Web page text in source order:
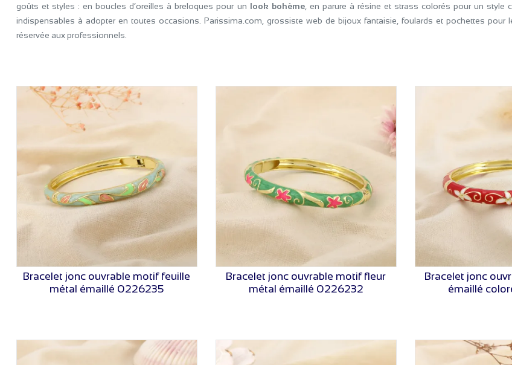
goûts et styles : en boucles d’oreilles à breloques pour un look bohème, en parure à résine et strass colorés pour un style
indispensables à adopter en toutes occasions. Parissima.com, grossiste web de bijoux fantaisie, foulards et pochettes
réservée aux professionnels.
VOIR LE PRIX
Bracelet jonc ouvrable motif feuille
métal émaillé 0226235
VOIR LE PRIX
Bracelet jonc ouvrable motif fleur
métal émaillé 0226232
VOIR
Bracelet jonc
émaillé